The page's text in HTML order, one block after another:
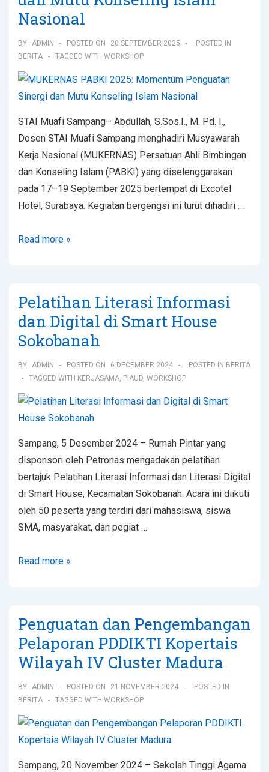
Nasional
BY ADMIN POSTED ON 20 SEPTEMBER 2025
POSTED IN
BERITA
TAGGED WITH WORKSHOP
STAI Muafi Sampang– Abdullah, S.Sos.I., M. Pd. I.,
Dosen STAI Muafi Sampang menghadiri Musyawarah
Kerja Nasional (MUKERNAS) Persatuan Ahli Bimbingan
dan Konseling Islam (PABKI) yang diselenggarakan
pada 17–19 September 2025 bertempat di Excotel
Hotel, Surabaya. Kegiatan bergengsi ini turut dihadiri …
Read more »
Pelatihan Literasi Informasi
dan Digital di Smart House
Sokobanah
BY ADMIN POSTED ON 6 DECEMBER 2024 POSTED IN BERITA
TAGGED WITH KERJASAMA, PIAUD, WORKSHOP
Sampang, 5 Desember 2024 – Rumah Pintar yang
disponsori oleh Petronas mengadakan pelatihan
bertajuk Pelatihan Literasi Informasi dan Literasi Digital
di Smart House, Kecamatan Sokobanah. Acara ini diikuti
oleh 50 peserta yang terdiri dari mahasiswa, siswa
SMA, masyarakat, dan pegiat …
Read more »
Penguatan dan Pengembangan
Pelaporan PDDIKTI Kopertais
Wilayah IV Cluster Madura
BY ADMIN POSTED ON 21 NOVEMBER 2024
POSTED IN
BERITA
TAGGED WITH WORKSHOP
Sampang, 20 November 2024 – Sekolah Tinggi Agama